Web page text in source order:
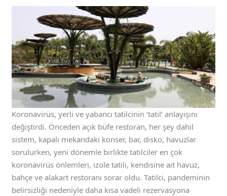
Koronavirüs, yerli ve yabancı tatilcinin ‘tatil’ anlayışını
değiştirdi. Önceden açık büfe restoran, her şey dahil
sistem, kapalı mekandaki konser, bar, disko, havuzlar
sorulurken, yeni dönemle birlikte tatilciler en çok
koronavirüs önlemleri, izole tatili, kendisine ait havuz,
bahçe ve alakart restoranı sorar oldu. Tatilci, pandeminin
belirsizliği nedeniyle daha kısa vadeli rezervasyona